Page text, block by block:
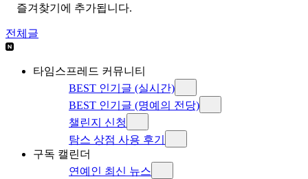
즐겨찾기에 추가됩니다.
전체글
타임스프레드 커뮤니티
BEST 인기글 (실시간)
BEST 인기글 (명예의 전당)
챌린지 신청
탐스 상점 사용 후기
구독 캘린더
연예인 최신 뉴스